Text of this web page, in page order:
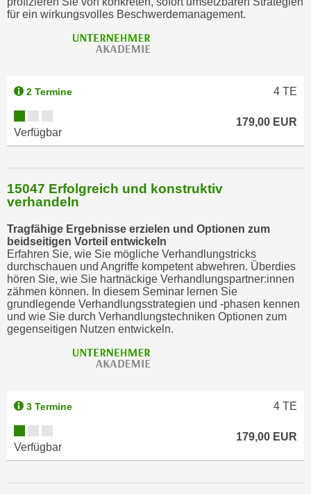
für ein wirkungsvolles Beschwerdemanagement.
2 Termine 4 TE
Verfügbar
179,00 EUR
15047 Erfolgreich und konstruktiv
verhandeln
Tragfähige Ergebnisse erzielen und Optionen zum
beidseitigen Vorteil entwickeln
Erfahren Sie, wie Sie mögliche Verhandlungstricks
durchschauen und Angriffe kompetent abwehren. Überdies
hören Sie, wie Sie hartnäckige Verhandlungspartner:innen
zähmen können. In diesem Seminar lernen Sie
grundlegende Verhandlungsstrategien und -phasen kennen
und wie Sie durch Verhandlungstechniken Optionen zum
gegenseitigen Nutzen entwickeln.
3 Termine 4 TE
Verfügbar
179,00 EUR
a
k
o
d
r
k
l
i
c
k
e